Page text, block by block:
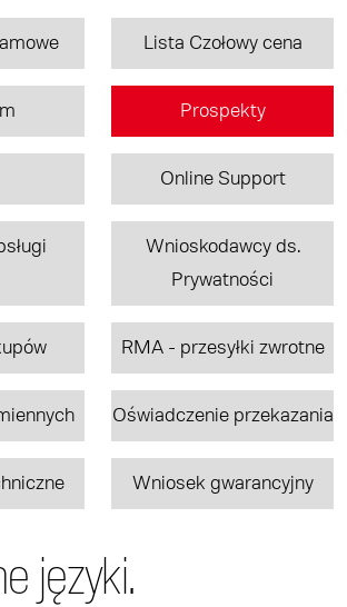
Lista Czołowy cena
Prospekty
Online Support
Wnioskodawcy ds.
Prywatności
RMA - przesyłki zwrotne
Oświadczenie przekazania
Wniosek gwarancyjny
języki.